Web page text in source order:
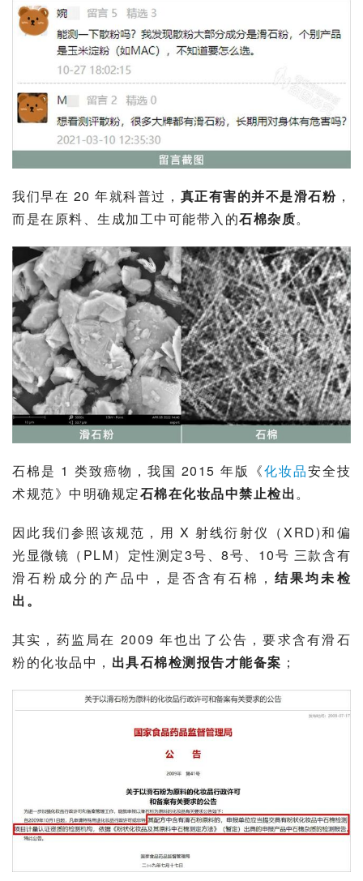
我们早在 20 年就科普过， 真正有害的并不是滑石粉 ，
而是在原料、生成加工中可能带入的石棉杂质。
石棉是 1 类致癌物，我国 2015 年版《化妆品安全技
术规范》中明确规定石棉在化妆品中禁止检出。
因此我们参照该规范，用 X 射线衍射仪 （XRD)和偏
光显微镜 （PLM）定性测定3号、8号、10号 三款含有
滑石粉成分的产品中，是否含有石棉，结果均未检
出。
其实， 药监局在 2009 年也出了公告，要求含有滑石
粉的化妆品中， 出具石棉检测报告才能备案 ；